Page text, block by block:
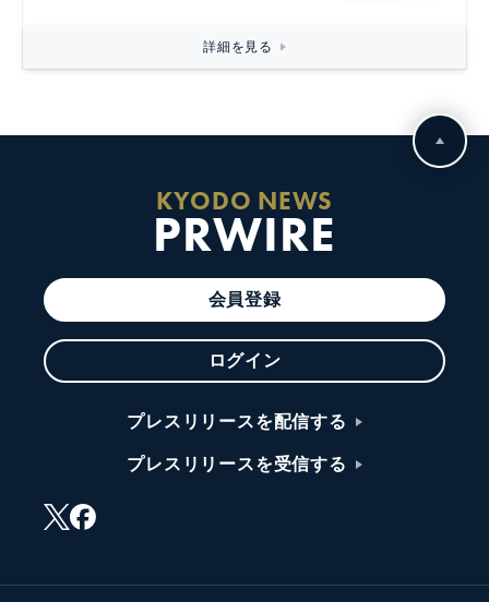
詳細を見る
KYODO NEWS
PRWIRE
会員登録
ログイン
プレスリリースを配信する
プレスリリースを受信する